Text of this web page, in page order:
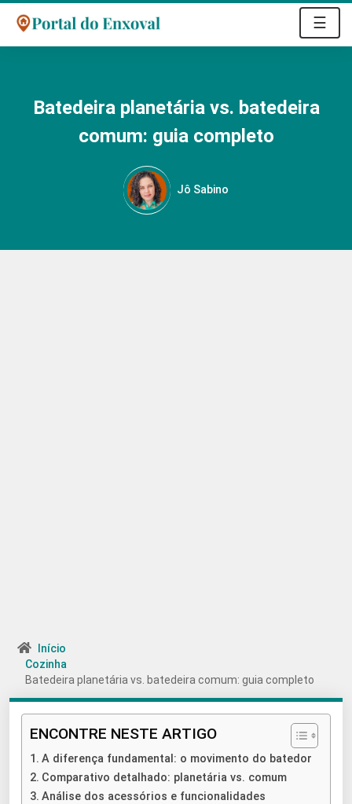
☰
Batedeira planetária vs. batedeira
comum: guia completo
Jô Sabino
Início
Cozinha
Batedeira planetária vs. batedeira comum: guia completo
ENCONTRE NESTE ARTIGO
A diferença fundamental: o movimento do batedor
Comparativo detalhado: planetária vs. comum
Análise dos acessórios e funcionalidades